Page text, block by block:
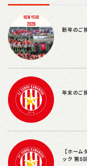
新年のご
年末のご
【ホー
ック 第5